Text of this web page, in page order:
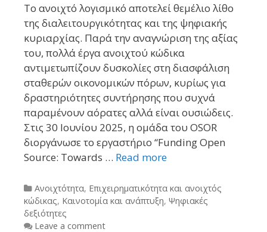
Το ανοιχτό λογισμικό αποτελεί θεμέλιο λίθο
της διαλειτουργικότητας και της ψηφιακής
κυριαρχίας. Παρά την αναγνώριση της αξίας
του, πολλά έργα ανοιχτού κώδικα
αντιμετωπίζουν δυσκολίες στη διασφάλιση
σταθερών οικονομικών πόρων, κυρίως για
δραστηριότητες συντήρησης που συχνά
παραμένουν αόρατες αλλά είναι ουσιώδεις.
Στις 30 Ιουνίου 2025, η ομάδα του OSOR
διοργάνωσε το εργαστήριο “Funding Open
Source: Towards … Read more
Categories
Ανοιχτότητα, Επιχειρηματικότητα και ανοιχτός
κώδικας, Καινοτομία και ανάπτυξη, Ψηφιακές
δεξιότητες
Leave a comment